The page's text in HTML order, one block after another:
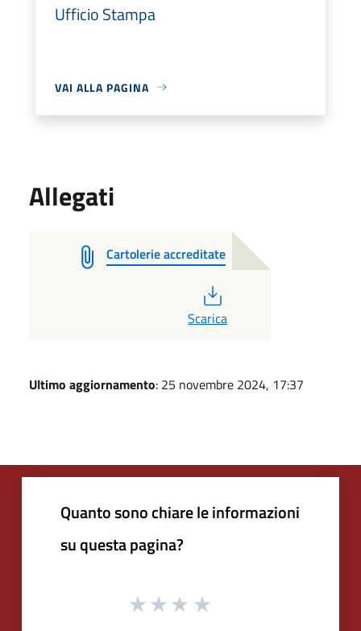
Ufficio Stampa
VAI ALLA PAGINA
Allegati
Cartolerie accreditate
Scarica
Ultimo aggiornamento: 25 novembre 2024, 17:37
Quanto sono chiare le informazioni
su questa pagina?